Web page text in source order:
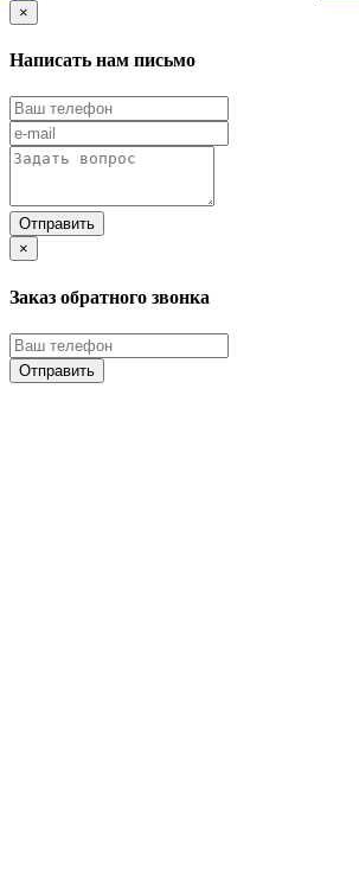
×
Написать нам письмо
×
Заказ обратного звонка